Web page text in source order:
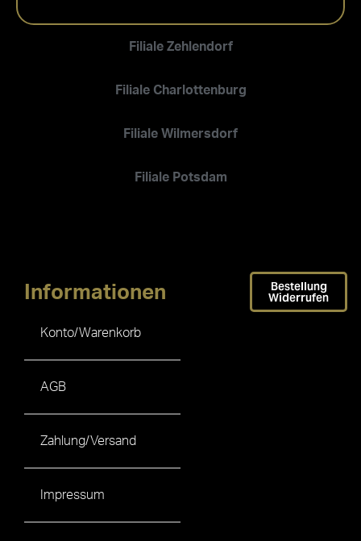
Filiale Zehlendorf
Filiale Charlottenburg
Filiale Wilmersdorf
Filiale Potsdam
Informationen
Konto/Warenkorb
AGB
Zahlung/Versand
Impressum
Bestellung
Widerrufen